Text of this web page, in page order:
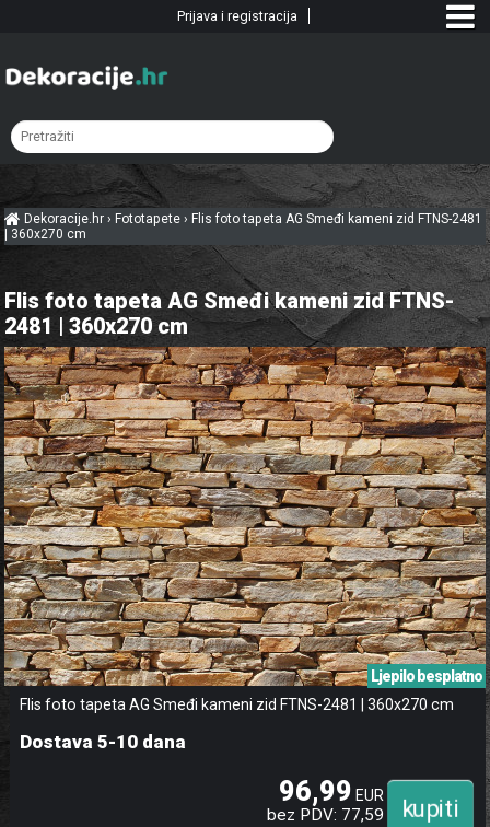
Dekoracije.hr› Fototapete › Flis foto tapeta AG Smeđi kameni zid FTNS-2481
| 360x270 cm
Flis foto tapeta AG Smeđi kameni zid FTNS-
2481 | 360x270 cm
Flis foto tapeta AG Smeđi kameni zid FTNS-2481 | 360x270 cm
Ljepilo besplatno
Dostava 5-10 dana
96,99 EUR
bez PDV: 77,59
Prijava i registracija